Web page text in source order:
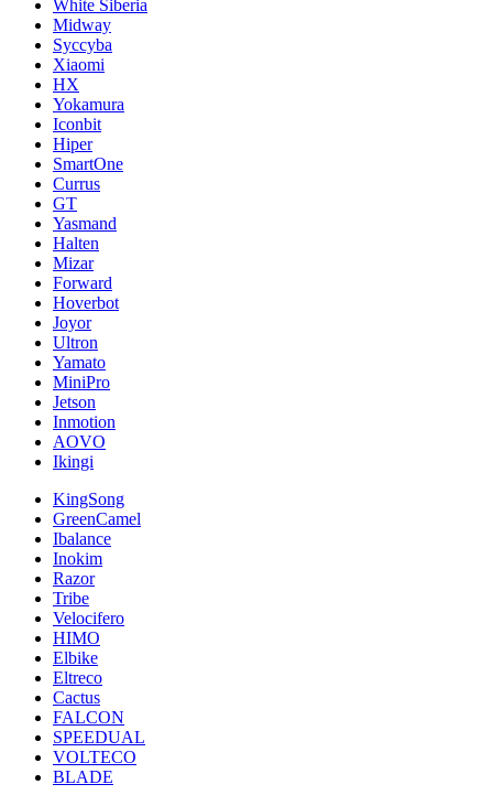
White Siberia
Midway
Syccyba
Xiaomi
HX
Yokamura
Iconbit
Hiper
SmartOne
Currus
GT
Yasmand
Halten
Mizar
Forward
Hoverbot
Joyor
Ultron
Yamato
MiniPro
Jetson
Inmotion
AOVO
Ikingi
KingSong
GreenCamel
Ibalance
Inokim
Razor
Tribe
Velocifero
HIMO
Elbike
Eltreco
Cactus
FALCON
SPEEDUAL
VOLTECO
BLADE